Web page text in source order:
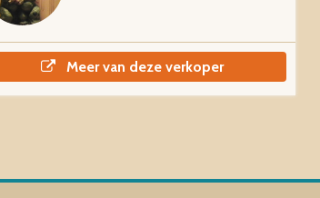
Meer van deze verkoper